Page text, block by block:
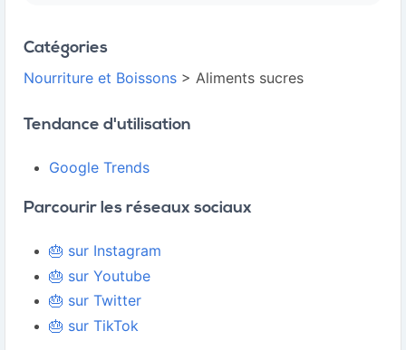
Catégories
Nourriture et Boissons > Aliments sucres
Tendance d'utilisation
Google Trends
Parcourir les réseaux sociaux
🎂 sur Instagram
🎂 sur Youtube
🎂 sur Twitter
🎂 sur TikTok